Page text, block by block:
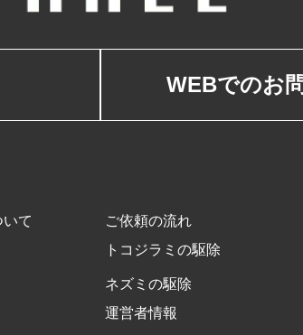
WEBでのお
て
ご依頼の流れ
トコジラミの駆除
ネズミの駆除
運営者情報